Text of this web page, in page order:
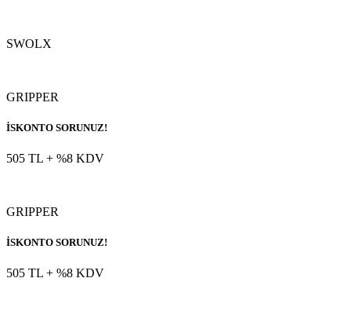
SWOLX
GRIPPER
İSKONTO SORUNUZ!
505 TL + %8 KDV
GRIPPER
İSKONTO SORUNUZ!
505 TL + %8 KDV